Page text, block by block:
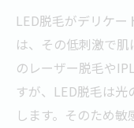
LED脱毛がデリケ
は、その低刺激で
のレーザー脱毛や
すが、LED脱毛は
します。そのため